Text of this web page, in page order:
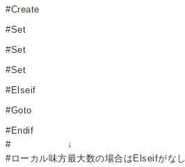
#Create
#Set
#Set
#Set
#Elseif
#Goto
#Endif
# ↓
#ローカル味方最大数の場合はElseifがなし